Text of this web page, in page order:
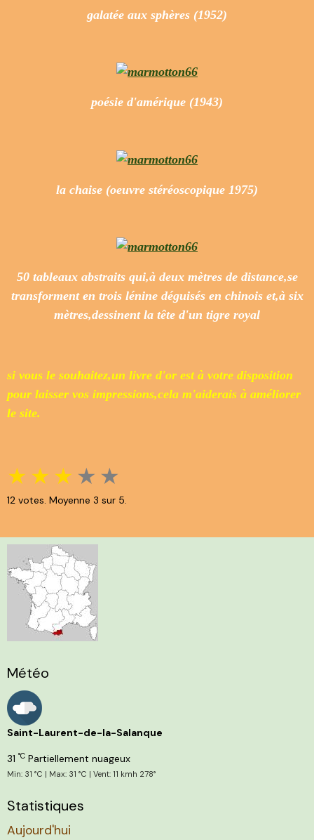
galatée aux sphères (1952)
poésie d'amérique (1943)
la chaise (oeuvre stéréoscopique 1975)
50 tableaux abstraits qui,à deux mètres de distance,se
transforment en trois lénine déguisés en chinois et,à six
mètres,dessinent la tête d'un tigre royal
si vous le souhaitez,un livre d'or est à votre disposition
pour laisser vos impressions,cela m'aiderais à améliorer
le site.
★ ★ ★ ★ ★
12 votes. Moyenne 3 sur 5.
Météo
Saint-Laurent-de-la-Salanque
31 °C Partiellement nuageux
Min: 31 °C | Max: 31 °C | Vent: 11 kmh 278°
Statistiques
Aujourd'hui